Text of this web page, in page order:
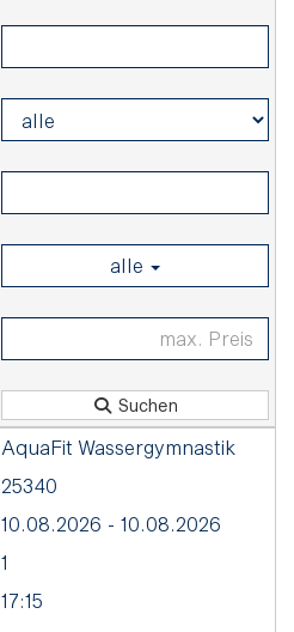
alle
Suchen
AquaFit Wassergymnastik
25340
10.08.2026 - 10.08.2026
1
17:15